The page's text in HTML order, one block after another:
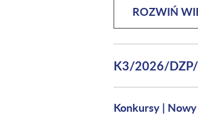
ROZWIŃ
K3/2026/DZP/
Konkursy| Nowy